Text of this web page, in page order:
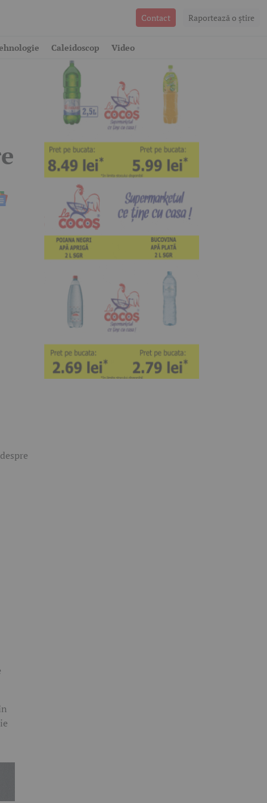
Contact Raportează o ştire
Caleidoscop Video